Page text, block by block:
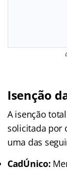
Isenção
A isenção
solicitada por
uma das
CadÚnico: